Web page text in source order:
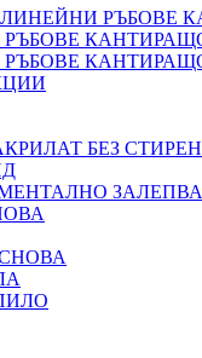
РЪБОВЕ
РЪБОВЕ
РЪБОВЕ
БЕЗ СТИРЕН